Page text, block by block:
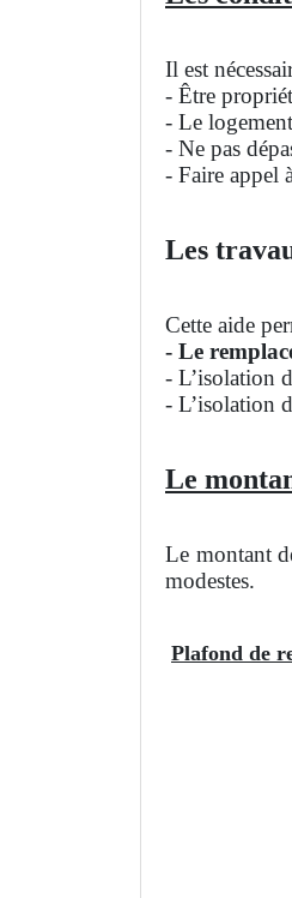
Il est
- Être
- Le
- Ne pas
- Faire appel
Les
Cette aide
- Le
- L’isolation
- L’isolation
Le
Le montant
modestes.
Plafond de